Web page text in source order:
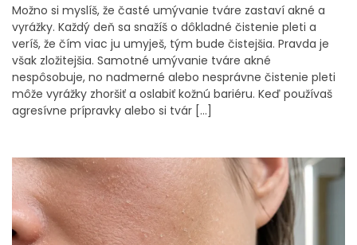
Možno si myslíš, že časté umývanie tváre zastaví akné a
vyrážky. Každý deň sa snažíš o dôkladné čistenie pleti a
veríš, že čím viac ju umyješ, tým bude čistejšia. Pravda je
však zložitejšia. Samotné umývanie tváre akné
nespôsobuje, no nadmerné alebo nesprávne čistenie pleti
môže vyrážky zhoršiť a oslabiť kožnú bariéru. Keď používaš
agresívne prípravky alebo si tvár […]